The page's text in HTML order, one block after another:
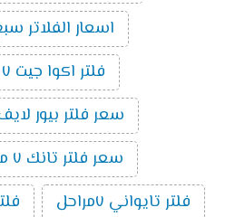
اسعار الفلاتر
فلتر اكوا جيت ٧ مراحل
سعر فلتر بيور لايف 7
سعر فلتر تانك ٧ مراحل ٢٠٢٠
فلتر تايواني ٧مراحل